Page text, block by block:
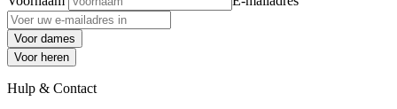
Voor dames
Voor heren
Hulp & Contact